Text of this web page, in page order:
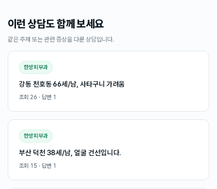
이런 상담도 함께 보세요
같은 주제 또는 관련 증상을 다룬 상담입니다.
한방피부과
강동 천호동 66세/남, 사타구니 가려움
조회 26 · 답변 1
한방피부과
부산 덕천 38세/남, 얼굴 건선입니다.
조회 15 · 답변 1